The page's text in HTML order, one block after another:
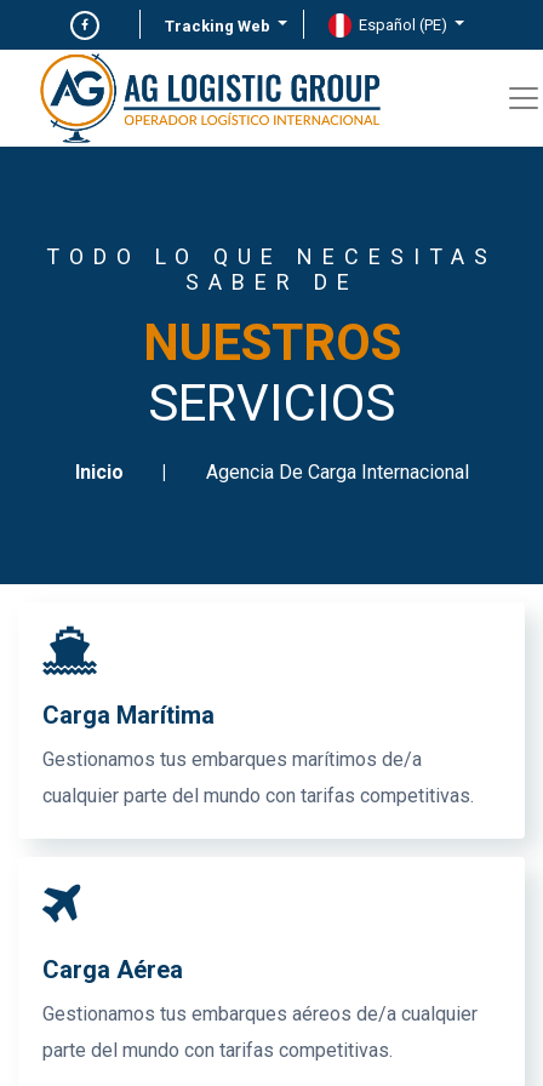
Tracking Web Español (PE)
TODO LO QUE NECESITAS
SABER DE
NUESTROS
SERVICIOS
Inicio Agencia De Carga Internacional
Carga Marítima
Gestionamos tus embarques marítimos de/a
cualquier parte del mundo con tarifas competitivas.
Carga Aérea
Gestionamos tus embarques aéreos de/a cualquier
parte del mundo con tarifas competitivas.